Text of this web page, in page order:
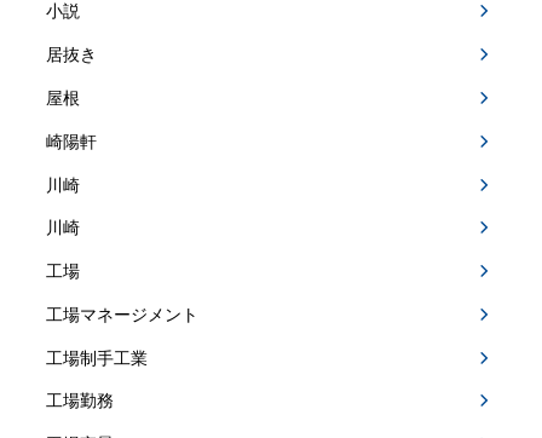
小説
居抜き
屋根
崎陽軒
川崎
川崎
工場
工場マネージメント
工場制手工業
工場勤務